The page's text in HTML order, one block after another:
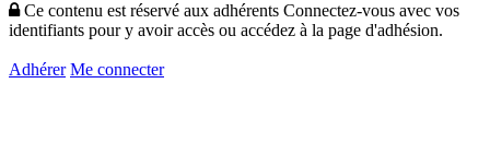
Ce contenu est réservé aux adhérents Connectez-vous avec vos
identifiants pour y avoir accès ou accédez à la page d'adhésion.
Adhérer Me connecter